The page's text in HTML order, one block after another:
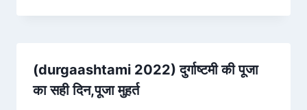
(durgaashtami 2022) दुर्गाष्टमी की पूजा
का सही दिन,पूजा मुहर्त